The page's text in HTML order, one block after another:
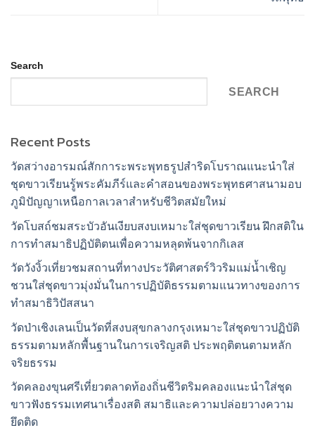
Search
SEARCH
Recent Posts
วัดสว่างอารมณ์สักการะพระพุทธรูปสำริดโบราณแนะนำใส่
ชุดขาวเรียนรู้พระคัมภีร์และคำสอนของพระพุทธศาสนามอบ
ภูมิปัญญาเหนือกาลเวลาสำหรับชีวิตสมัยใหม่
วัดโบสถ์ชมสระบัวอันเงียบสงบเหมาะใส่ชุดขาวเรียน ฝึกสติใน
การทำสมาธิปฏิบัติตนเพื่อความหลุดพ้นจากกิเลส
วัดวังงิ้วเที่ยวชมสถานที่ทางประวัติศาสตร์วิวริมแม่น้ำเชิญ
ชวนใส่ชุดขาวมุ่งมั่นในการปฏิบัติธรรมตามแนวทางของการ
ทำสมาธิวิปัสสนา
วัดป่าเชิงเลนเป็นวัดที่สงบสุขกลางกรุงเหมาะใส่ชุดขาวปฏิบัติ
ธรรมตามหลักพื้นฐานในการเจริญสติ ประพฤติตนตามหลัก
จริยธรรม
วัดคลองขุนศรีเที่ยวตลาดท้องถิ่นชีวิตริมคลองแนะนำใส่ชุด
ขาวฟังธรรมเทศนาเรื่องสติ สมาธิและความปล่อยวางความ
ยึดติด